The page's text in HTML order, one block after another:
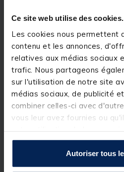
Ce site web utilise des cookies.
Les cookies nous permettent
contenu et les annonces,
relatives aux médias sociaux
trafic. Nous partageons
sur l'utilisation de notre site
médias sociaux, de publicité
combiner celles-ci avec
vous leur avez fournies ou
Autoriser tous
l’utilisation de la tresse en
La canne dispose d’un scion
parfaitement adapté aux
d’une pointe
visibilité des touches,
nocturnes.